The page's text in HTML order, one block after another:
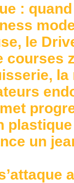
:
le
courses
un